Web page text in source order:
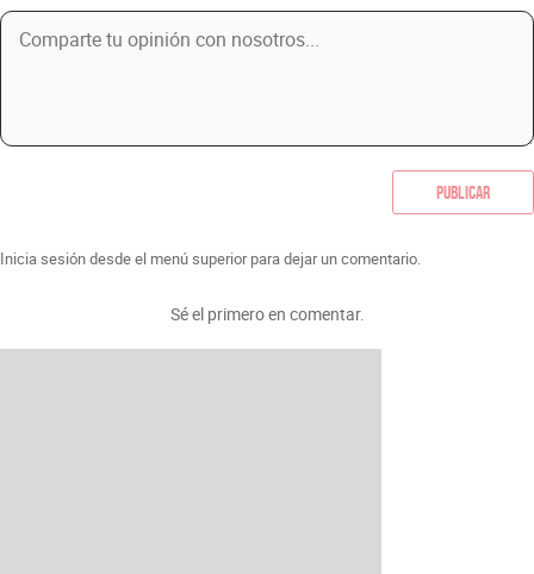
Publicar
Inicia sesión desde el menú superior para dejar un comentario.
Sé el primero en comentar.